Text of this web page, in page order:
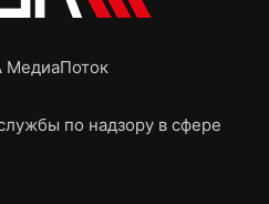
МедиаПоток
по надзору в сфере